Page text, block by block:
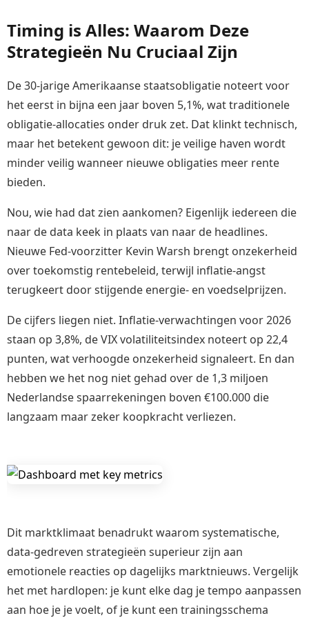
Timing is Alles: Waarom Deze
Strategieën Nu Cruciaal Zijn
De 30-jarige Amerikaanse staatsobligatie noteert voor
het eerst in bijna een jaar boven 5,1%, wat traditionele
obligatie-allocaties onder druk zet. Dat klinkt technisch,
maar het betekent gewoon dit: je veilige haven wordt
minder veilig wanneer nieuwe obligaties meer rente
bieden.
Nou, wie had dat zien aankomen? Eigenlijk iedereen die
naar de data keek in plaats van naar de headlines.
Nieuwe Fed-voorzitter Kevin Warsh brengt onzekerheid
over toekomstig rentebeleid, terwijl inflatie-angst
terugkeert door stijgende energie- en voedselprijzen.
De cijfers liegen niet. Inflatie-verwachtingen voor 2026
staan op 3,8%, de VIX volatiliteitsindex noteert op 22,4
punten, wat verhoogde onzekerheid signaleert. En dan
hebben we het nog niet gehad over de 1,3 miljoen
Nederlandse spaarrekeningen boven €100.000 die
langzaam maar zeker koopkracht verliezen.
Dit marktklimaat benadrukt waarom systematische,
data-gedreven strategieën superieur zijn aan
emotionele reacties op dagelijks marktnieuws. Vergelijk
het met hardlopen: je kunt elke dag je tempo aanpassen
aan hoe je je voelt, of je kunt een trainingsschema